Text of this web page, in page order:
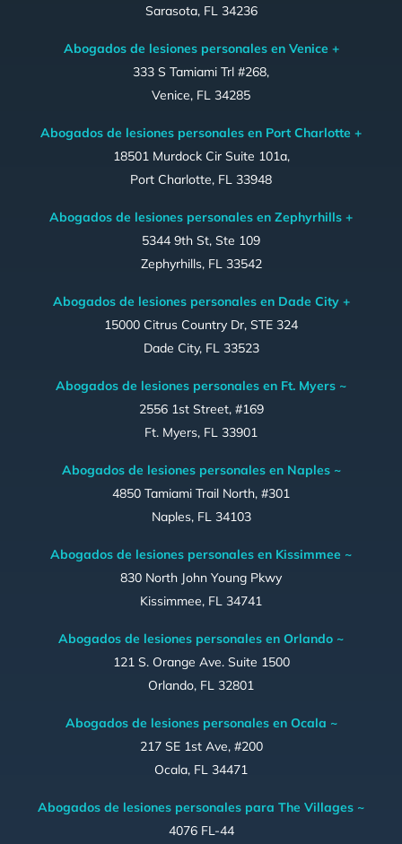
Sarasota, FL 34236
Abogados de lesiones personales en Venice +
333 S Tamiami Trl #268,
Venice, FL 34285
Abogados de lesiones personales en Port Charlotte +
18501 Murdock Cir Suite 101a,
Port Charlotte, FL 33948
Abogados de lesiones personales en Zephyrhills +
5344 9th St, Ste 109
Zephyrhills, FL 33542
Abogados de lesiones personales en Dade City +
15000 Citrus Country Dr, STE 324
Dade City, FL 33523
Abogados de lesiones personales en Ft. Myers ~
2556 1st Street, #169
Ft. Myers, FL 33901
Abogados de lesiones personales en Naples ~
4850 Tamiami Trail North, #301
Naples, FL 34103
Abogados de lesiones personales en Kissimmee ~
830 North John Young Pkwy
Kissimmee, FL 34741
Abogados de lesiones personales en Orlando ~
121 S. Orange Ave. Suite 1500
Orlando, FL 32801
Abogados de lesiones personales en Ocala ~
217 SE 1st Ave, #200
Ocala, FL 34471
Abogados de lesiones personales para The Villages ~
4076 FL-44